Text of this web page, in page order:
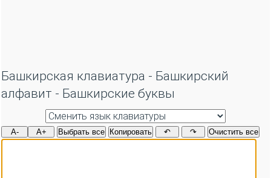
Башкирская клавиатура - Башкирский
алфавит - Башкирские буквы
A- A+ Выбрать все Копировать ↶ ↷ Очистить все